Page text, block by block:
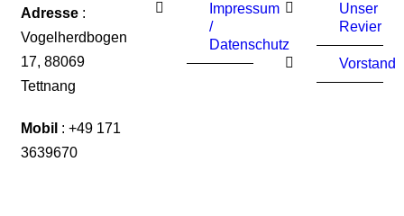
Adresse :
Vogelherdbogen
17, 88069
Tettnang
Mobil : +49 171
3639670
Impressum
/
Datenschutz
Unser
Revier
Vorstand